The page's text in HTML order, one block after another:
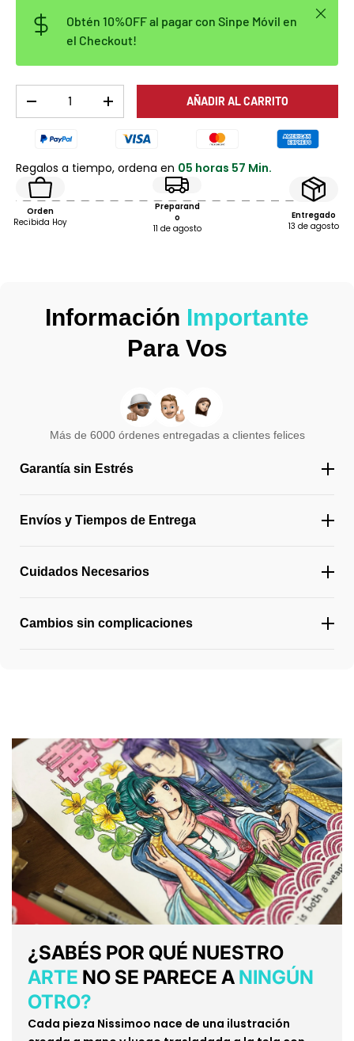
Obtén 10%OFF al pagar con Sinpe Móvil en
el Checkout!
Cerrar
DISMINUIR CANTIDADAUMENTAR LA CANTIDADAÑADIR AL CARRITO
Regalos a tiempo, ordena en 05 horas 57 Min.
Orden
Recibida Hoy
Preparand
o
11 de agosto
Entregado
13 de agosto
Información Importante
Para Vos
Más de 6000 órdenes entregadas a clientes felices
Garantía sin Estrés
Envíos y Tiempos de Entrega
Cuidados Necesarios
Cambios sin complicaciones
¿SABÉS POR QUÉ NUESTRO
ARTE NO SE PARECE A NINGÚN
OTRO?
Cada pieza Nissimoo nace de una ilustración